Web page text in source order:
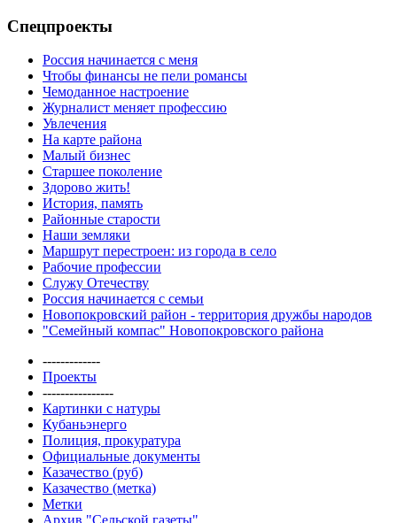
Спецпроекты
Россия начинается с меня
Чтобы финансы не пели романсы
Чемоданное настроение
Журналист меняет профессию
Увлечения
На карте района
Малый бизнес
Старшее поколение
Здорово жить!
История, память
Районные старости
Наши земляки
Маршрут перестроен: из города в село
Рабочие профессии
Служу Отечеству
Россия начинается с семьи
Новопокровский район - территория дружбы народов
"Семейный компас" Новопокровского района
-------------
Проекты
----------------
Картинки с натуры
Кубаньэнерго
Полиция, прокуратура
Официальные документы
Казачество (руб)
Казачество (метка)
Метки